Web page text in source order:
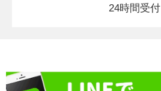
24時間受付